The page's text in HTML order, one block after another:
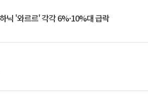
닉 '와르르' 각각 6%·10%대 급락